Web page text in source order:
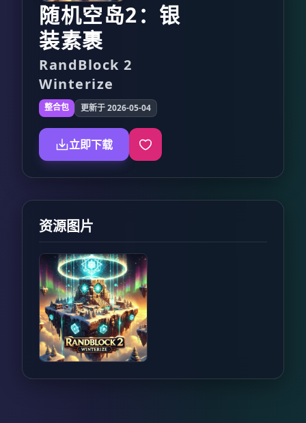
随机空岛2：银
装素裹
RandBlock 2
Winterize
整合包 更新于 2026-05-04
立即下载
资源图片